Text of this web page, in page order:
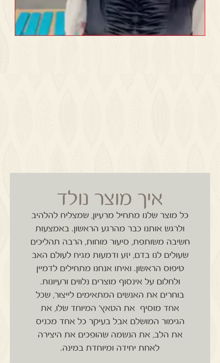
איך מוצר נולד
כל מוצר שלנו מתחיל מרעיון, שמצליח להלהיב
ולרגש אותנו כבר מהרגע הראשון. באמצעות
חשיבה משותפת, סיעור מוחות, הרבה תהליכים
שעולים לנו בדם, יזע ודמעות מגיח לעולם האב
טיפוס הראשון. ואיתו אנחנו מתחילים לדמיין
ולחלום על אינסוף מוצרים נלווים ורעיונות.
בוחרים את האנשים המתאימים לייצור, שכל
אחד מוסיף את הטאץ' המיוחד שלו, את
הגימור המושלם אבל בעיקר כל אחד מכניס
את הלב, את הנשמה שהופכים את היצירה
לאחת יחידה ומיוחדת במינה.